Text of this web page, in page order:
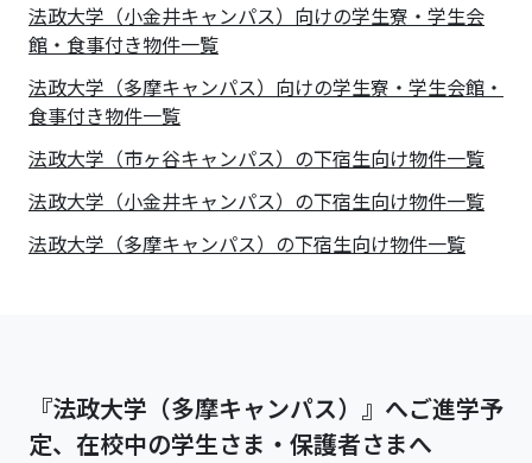
法政大学（小金井キャンパス）向けの学生寮・学生会
館・食事付き物件一覧
法政大学（多摩キャンパス）向けの学生寮・学生会館・
食事付き物件一覧
法政大学（市ヶ谷キャンパス）の下宿生向け物件一覧
法政大学（小金井キャンパス）の下宿生向け物件一覧
法政大学（多摩キャンパス）の下宿生向け物件一覧
『法政大学（多摩キャンパス）』へご進学予
定、在校中の学生さま・保護者さまへ